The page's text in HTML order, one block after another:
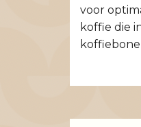
voor
koffie die